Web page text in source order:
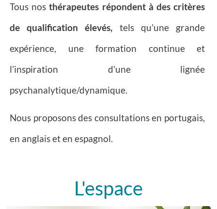
Tous nosthérapeutes répondent à des critères
de qualification élevés, tels qu’une grande
expérience, une formation continue et
l’inspiration d’une lignée
psychanalytique/dynamique.
Nous proposons des consultations en portugais,
en anglais et en espagnol.
L'espace